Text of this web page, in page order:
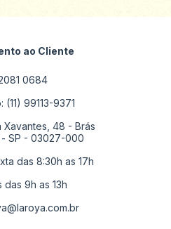
ao Cliente
0684
(11) 99113-9371
Xavantes, 48 - Brás
- SP - 03027-000
das 8:30h as 17h
das 9h as 13h